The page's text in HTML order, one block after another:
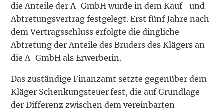
die Anteile der A-GmbH wurde in dem Kauf- und
Abtretungsvertrag festgelegt. Erst fünf Jahre nach
dem Vertragsschluss erfolgte die dingliche
Abtretung der Anteile des Bruders des Klägers an
die A-GmbH als Erwerberin.
Das zuständige Finanzamt setzte gegenüber dem
Kläger Schenkungsteuer fest, die auf Grundlage
der Differenz zwischen dem vereinbarten